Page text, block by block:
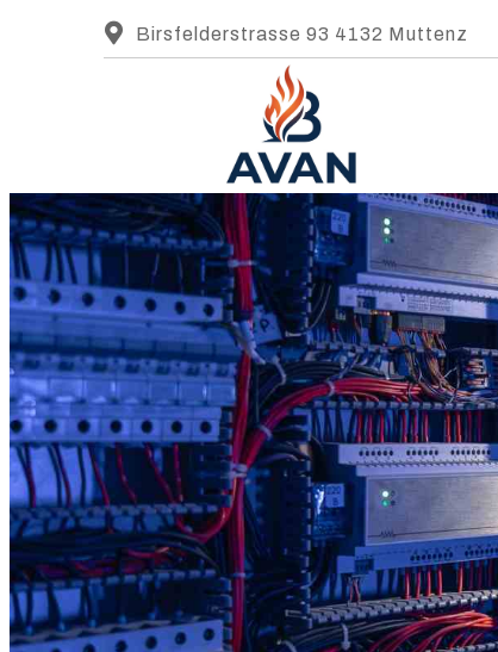
Birsfelderstrasse 93 4132 Muttenz